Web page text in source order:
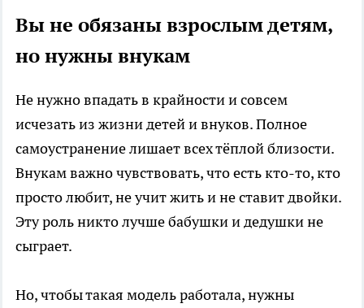
Вы не обязаны взрослым детям,
но нужны внукам
Не нужно впадать в крайности и совсем
исчезать из жизни детей и внуков. Полное
самоустранение лишает всех тёплой близости.
Внукам важно чувствовать, что есть кто-то, кто
просто любит, не учит жить и не ставит двойки.
Эту роль никто лучше бабушки и дедушки не
сыграет.
Но, чтобы такая модель работала, нужны